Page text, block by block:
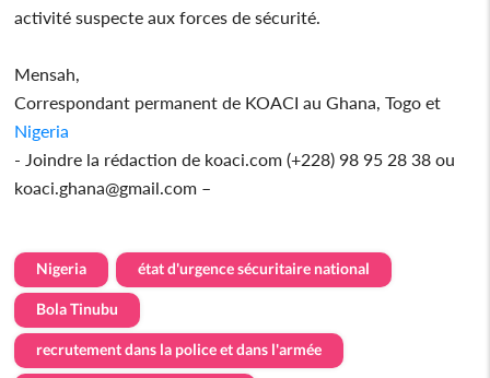
activité suspecte aux forces de sécurité.
Mensah,
Correspondant permanent de KOACI au Ghana, Togo et
Nigeria
- Joindre la rédaction de koaci.com (+228) 98 95 28 38 ou
koaci.ghana@gmail.com –
Nigeria état d'urgence sécuritaire national
Bola Tinubu
recrutement dans la police et dans l'armée